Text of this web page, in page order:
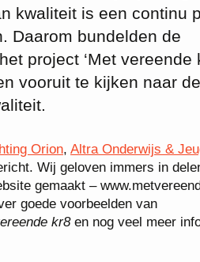
kwaliteit is een continu
Daarom bundelden de
project ‘Met vereende
vooruit te kijken naar de
Orion, Altra Onderwijs &
Wij geloven immers in
gemaakt –
goede voorbeelden van
kr8en nog veel meer